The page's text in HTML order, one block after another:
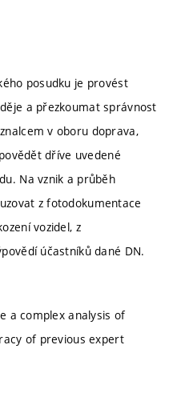
posudku je provést
a přezkoumat správnost
v oboru doprava,
dříve uvedené
Na vznik a průběh
z fotodokumentace
vozidel, z
účastníků dané DN.
a complex analysis of
of previous expert